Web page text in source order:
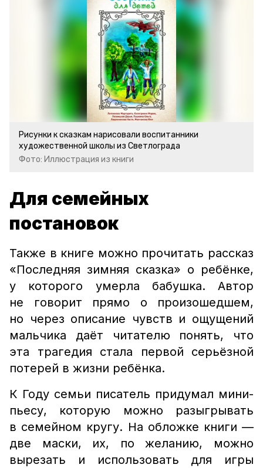
Рисунки к сказкам нарисовали воспитанники
художественной школы из Светлограда
Фото: Иллюстрация из книги
Для семейных
постановок
Также в книге можно прочитать рассказ
«Последняя зимняя сказка» о ребёнке,
у которого умерла бабушка. Автор
не говорит прямо о произошедшем,
но через описание чувств и ощущений
мальчика даёт читателю понять, что
эта трагедия стала первой серьёзной
потерей в жизни ребёнка.
К Году семьи писатель придумал мини-
пьесу, которую можно разыгрывать
в семейном кругу. На обложке книги —
две маски, их, по желанию, можно
вырезать и использовать для игры